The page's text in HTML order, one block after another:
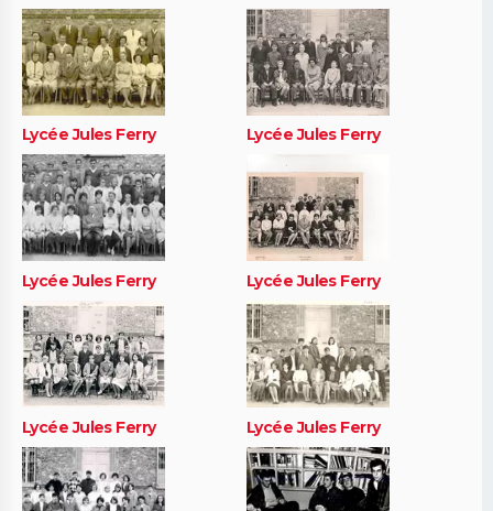
Lycée Jules Ferry Lycée Jules Ferry
Lycée Jules Ferry Lycée Jules Ferry
Lycée Jules Ferry Lycée Jules Ferry